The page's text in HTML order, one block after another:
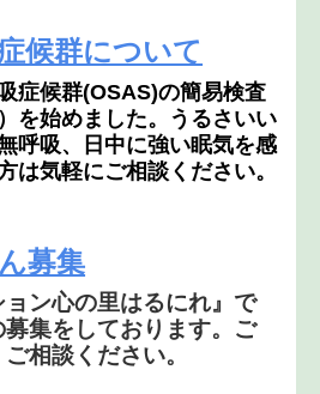
候群について
症候群(OSAS)の簡易検査
を始めました。うるさいい
呼吸、日中に強い眠気を感
は気軽にご相談ください。
募集
ョン心の里はるにれ』で
集をしております。ご
相談ください。